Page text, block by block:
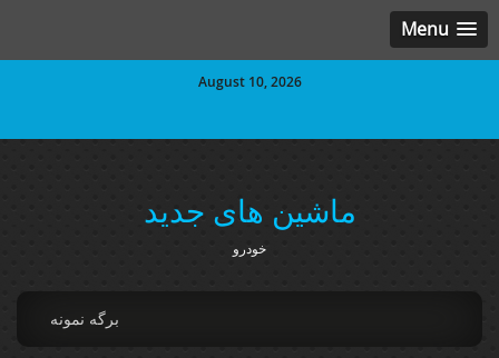
Menu
August 10, 2026
ماشین های جدید
خودرو
برگه نمونه